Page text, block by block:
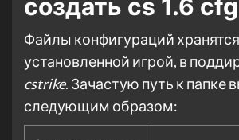
создать cs 1.6 cfg
Файлы конфигураций хранятся
установленной игрой, в
cstrike. Зачастую путь к папке
следующим образом: